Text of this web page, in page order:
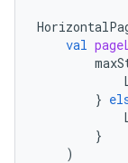
val
}
}
)